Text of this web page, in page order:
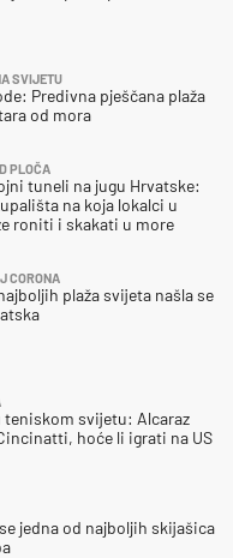
teniskom svijetu: Alcaraz
hoće li igrati na US
jedna od najboljih skijašica
SVIJETU
Predivna pješčana plaža
od mora
PLOČA
tuneli na jugu Hrvatske:
na koja lokalci u
roniti i skakati u more
CORONA
plaža svijeta našla se